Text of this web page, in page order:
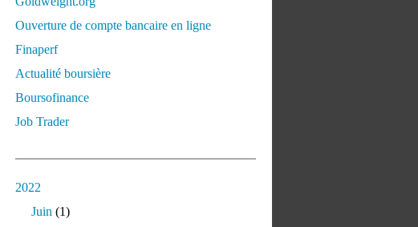
Ouverture de compte bancaire en ligne
Finaperf
Actualité boursière
Boursofinance
Job Trader
2022
Juin (1)